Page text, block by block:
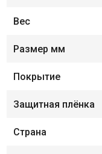
Вес
Размер мм
Покрытие
Защитная плёнка
Страна